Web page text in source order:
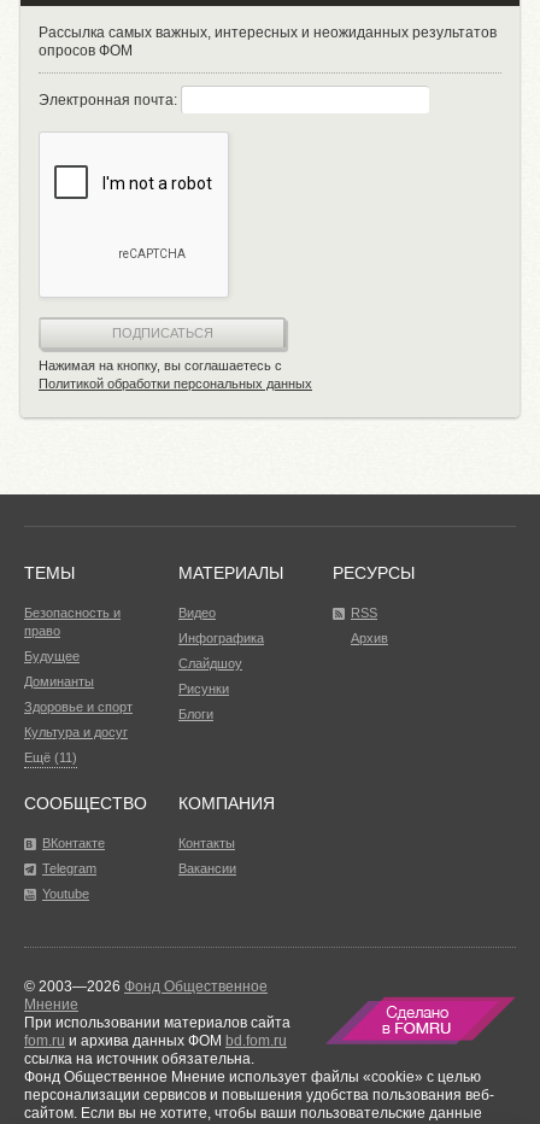
Рассылка самых важных, интересных и неожиданных результатов
опросов ФОМ
Электронная почта:
ПОДПИСАТЬСЯ
Нажимая на кнопку, вы соглашаетесь с
Политикой обработки персональных данных
ТЕМЫ
Безопасность и
право
Будущее
Доминанты
Здоровье и спорт
Культура и досуг
Ещё (11)
МАТЕРИАЛЫ
Видео
Инфографика
Слайдшоу
Рисунки
Блоги
РЕСУРСЫ
RSS
Архив
СООБЩЕСТВО
ВКонтакте
Telegram
Youtube
КОМПАНИЯ
Контакты
Вакансии
© 2003—2026 Фонд Общественное
Мнение
При использовании материалов сайта
fom.ru и архива данных ФОМ bd.fom.ru
ссылка на источник обязательна.
Фонд Общественное Мнение использует файлы «cookie» с целью
персонализации сервисов и повышения удобства пользования веб-
сайтом. Если вы не хотите, чтобы ваши пользовательские данные